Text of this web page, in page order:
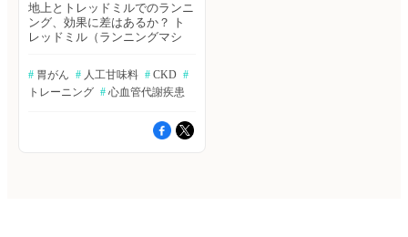
地上とトレッドミルでのランニ
ング、効果に差はあるか？ ト
レッドミル（ランニングマシ
ーマンステストに広く使用され
ており、その勾配は通常0～2%
に設定されている。著者らは、
1%、および2%勾配のトレッド
ミルで走ったときの下半身の筋
# 胃がん # 人工甘味料 # CKD #
トレーニング # 心血管代謝疾患